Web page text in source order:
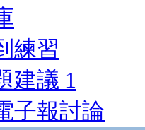
練習
建議 1
子報討論